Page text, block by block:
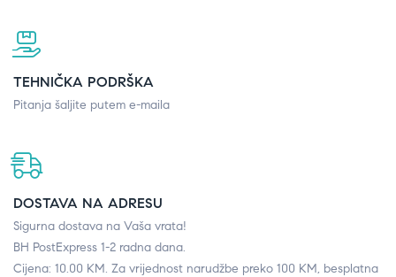
TEHNIČKA PODRŠKA
Pitanja šaljite putem e-maila
DOSTAVA NA ADRESU
Sigurna dostava na Vaša vrata!
BH PostExpress 1-2 radna dana.
Cijena: 10.00 KM. Za vrijednost narudžbe preko 100 KM, besplatna